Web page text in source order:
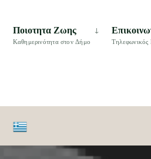
Ποιοτητα Ζωης
Καθημερινότητα στον Δήμο Τηλεφωνικός